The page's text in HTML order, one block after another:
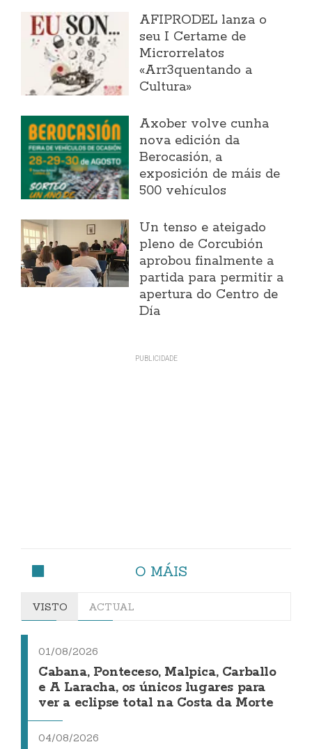
AFIPRODEL lanza o
seu I Certame de
Microrrelatos
«Arr3quentando a
Cultura»
Axober volve cunha
nova edición da
Berocasión, a
exposición de máis de
500 vehículos
Un tenso e ateigado
pleno de Corcubión
aprobou finalmente a
partida para permitir a
apertura do Centro de
Día
O MÁIS
VISTO ACTUAL
01/08/2026
Cabana, Ponteceso, Malpica, Carballo
e A Laracha, os únicos lugares para
ver a eclipse total na Costa da Morte
04/08/2026